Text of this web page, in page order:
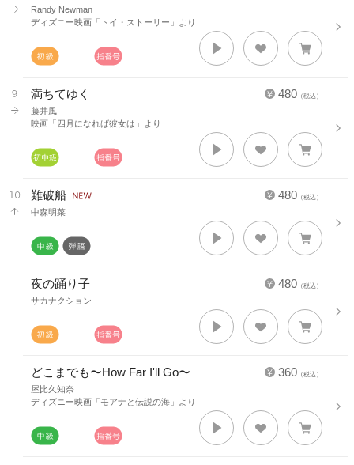
Randy Newman
ディズニー映画「トイ・ストーリー」より
480 （税込）
満ちてゆく
藤井風
映画「四月になれば彼女は」より
480 （税込）
難破船
中森明菜
480 （税込）
夜の踊り子
サカナクション
360 （税込）
どこまでも〜How Far I'll Go〜
屋比久知奈
ディズニー映画「モアナと伝説の海」より